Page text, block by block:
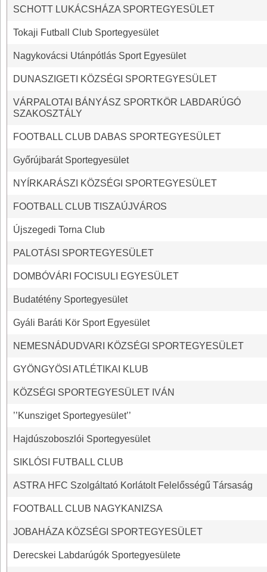
SCHOTT LUKÁCSHÁZA SPORTEGYESÜLET
Tokaji Futball Club Sportegyesület
Nagykovácsi Utánpótlás Sport Egyesület
DUNASZIGETI KÖZSÉGI SPORTEGYESÜLET
VÁRPALOTAI BÁNYÁSZ SPORTKÖR LABDARÚGÓ
SZAKOSZTÁLY
FOOTBALL CLUB DABAS SPORTEGYESÜLET
Győrújbarát Sportegyesület
NYÍRKARÁSZI KÖZSÉGI SPORTEGYESÜLET
FOOTBALL CLUB TISZAÚJVÁROS
Újszegedi Torna Club
PALOTÁSI SPORTEGYESÜLET
DOMBÓVÁRI FOCISULI EGYESÜLET
Budatétény Sportegyesület
Gyáli Baráti Kör Sport Egyesület
NEMESNÁDUDVARI KÖZSÉGI SPORTEGYESÜLET
GYÖNGYÖSI ATLÉTIKAI KLUB
KÖZSÉGI SPORTEGYESÜLET IVÁN
’’Kunsziget Sportegyesület’’
Hajdúszoboszlói Sportegyesület
SIKLÓSI FUTBALL CLUB
ASTRA HFC Szolgáltató Korlátolt Felelősségű Társaság
FOOTBALL CLUB NAGYKANIZSA
JOBAHÁZA KÖZSÉGI SPORTEGYESÜLET
Derecskei Labdarúgók Sportegyesülete